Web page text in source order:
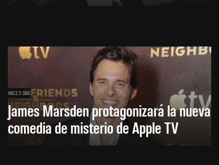
HACE 3 DÍAS
James Marsden protagonizará la nueva
comedia de misterio de Apple TV